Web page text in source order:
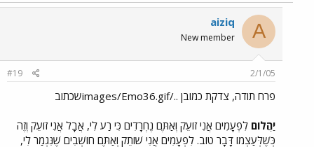
A
aiziq
New member
2/1/05
#19
פרח תודה, צדקת כמובן ../images/Emo36.gifשכתוב
יַהֲלוֹם לִפְעָמִים אֲנִי זוֹעֵק וְאַתֶּם נֶחְרָדִים כִּי רַע לִי, אֲבָל אֲנִי זוֹעֵק וְזֶה
כְּשֶׁלְּעַצְמוֹ דָּבָר טוֹב. לִפְעָמִים אֲנִי שׁוֹתֵק וְאַתֶּם חוֹשְׁבִים שֶׁנִּגְמַר לִי,